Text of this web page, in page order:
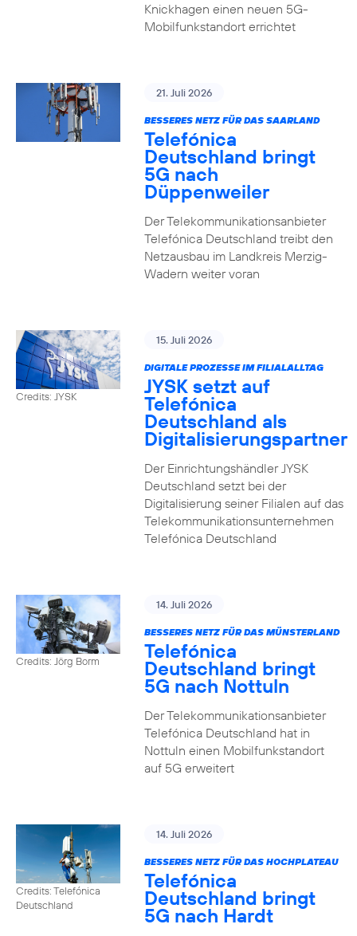
Knickhagen einen neuen 5G-
Mobilfunkstandort errichtet
21. Juli 2026
BESSERES NETZ FÜR DAS SAARLAND
Telefónica
Deutschland bringt
5G nach
Düppenweiler
Der Telekommunikationsanbieter
Telefónica Deutschland treibt den
Netzausbau im Landkreis Merzig-
Wadern weiter voran
Credits: JYSK
15. Juli 2026
DIGITALE PROZESSE IM FILIALALLTAG
JYSK setzt auf
Telefónica
Deutschland als
Digitalisierungspartner
Der Einrichtungshändler JYSK
Deutschland setzt bei der
Digitalisierung seiner Filialen auf das
Telekommunikationsunternehmen
Telefónica Deutschland
Credits: Jörg Borm
14. Juli 2026
BESSERES NETZ FÜR DAS MÜNSTERLAND
Telefónica
Deutschland bringt
5G nach Nottuln
Der Telekommunikationsanbieter
Telefónica Deutschland hat in
Nottuln einen Mobilfunkstandort
auf 5G erweitert
Credits: Telefónica
Deutschland
14. Juli 2026
BESSERES NETZ FÜR DAS HOCHPLATEAU
Telefónica
Deutschland bringt
5G nach Hardt